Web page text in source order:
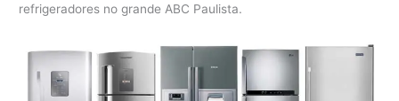
refrigeradores no grande ABC Paulista.